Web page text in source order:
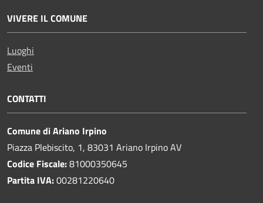
VIVERE IL COMUNE
Luoghi
Eventi
CONTATTI
Comune di Ariano Irpino
Piazza Plebiscito, 1, 83031 Ariano Irpino AV
Codice Fiscale:81000350645
Partita IVA:00281220640